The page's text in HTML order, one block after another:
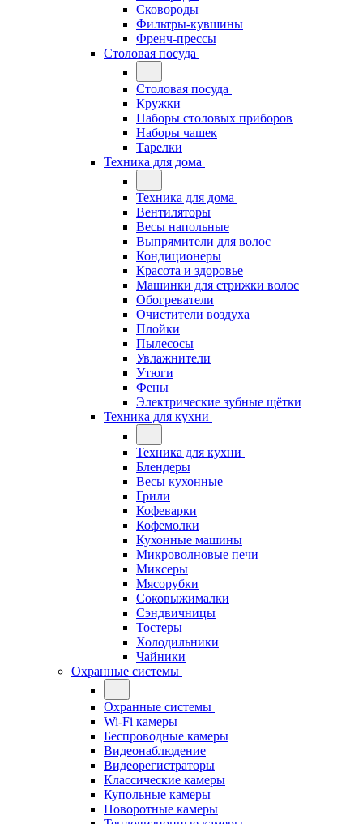
Сковороды
Фильтры-кувшины
Френч-прессы
Столовая посуда
Столовая посуда
Кружки
Наборы столовых приборов
Наборы чашек
Тарелки
Техника для дома
Техника для дома
Вентиляторы
Весы напольные
Выпрямители для волос
Кондиционеры
Красота и здоровье
Машинки для стрижки волос
Обогреватели
Очистители воздуха
Плойки
Пылесосы
Увлажнители
Утюги
Фены
Электрические зубные щётки
Техника для кухни
Техника для кухни
Блендеры
Весы кухонные
Грили
Кофеварки
Кофемолки
Кухонные машины
Микроволновые печи
Миксеры
Мясорубки
Соковыжималки
Сэндвичницы
Тостеры
Холодильники
Чайники
Охранные системы
Охранные системы
Wi-Fi камеры
Беспроводные камеры
Видеонаблюдение
Видеорегистраторы
Классические камеры
Купольные камеры
Поворотные камеры